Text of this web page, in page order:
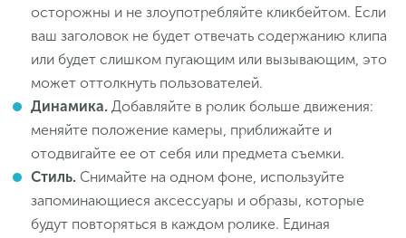
осторожны и не злоупотребляйте кликбейтом. Если
ваш заголовок не будет отвечать содержанию клипа
или будет слишком пугающим или вызывающим, это
может оттолкнуть пользователей.
Динамика. Добавляйте в ролик больше движения:
меняйте положение камеры, приближайте и
отодвигайте ее от себя или предмета съемки.
Стиль. Снимайте на одном фоне, используйте
запоминающиеся аксессуары и образы, которые
будут повторяться в каждом ролике. Единая